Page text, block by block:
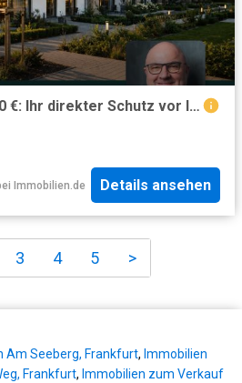
Apartment ab 186.000 €: Ihr direkter Schutz vor Inflation
Immobilien.de Details ansehen
3 4 5 >
Am Seeberg, Frankfurt, Immobilien
Frankfurt, Immobilien zum Verkauf